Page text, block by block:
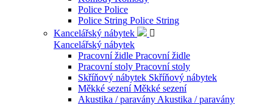
Police Police
Police String Police String
Kancelářský nábytek

Kancelářský nábytek
Pracovní židle Pracovní židle
Pracovní stoly Pracovní stoly
Skříňový nábytek Skříňový nábytek
Měkké sezení Měkké sezení
Akustika / paravány Akustika / paravány